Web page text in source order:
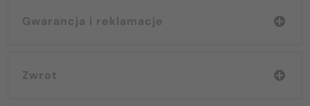
Gwarancja i reklamacje
Zwrot